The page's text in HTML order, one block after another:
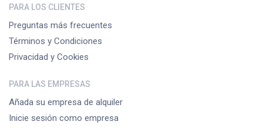
PARA LOS CLIENTES
Preguntas más frecuentes
Términos y Condiciones
Privacidad y Cookies
PARA LAS EMPRESAS
Añada su empresa de alquiler
Inicie sesión como empresa